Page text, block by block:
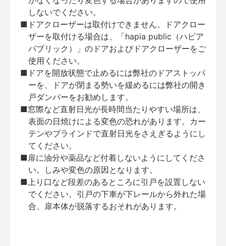
しないでください。
■ドアクローザーは取付けできません。ドアクロー
ザーを取付ける場合は、「hapia public（ハピア
パブリック）」のドアおよびドアクローザーをご
使用ください。
■ドアを開放状態で止めるには弊社のドアストッパ
ーを、ドアが閉まる勢いを緩めるには弊社の開き
戸ダンパーをお勧めします。
■窓際など直射日光が長時間当たりやすい場所は、
表面の日焼けによる変色の恐れがあります。カー
テンやブラインドで直射日光をさえぎるようにし
てください。
■扉に油分や薬品など付着しないようにしてくださ
い。しみや変色の原因となります。
■上り口など段差のあるところに引戸を設置しない
でください。引戸の下車が下レールから外れた場
合、扉本体が脱落するおそれがあります。